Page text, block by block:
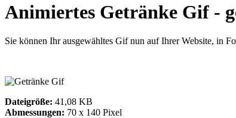
Animiertes Getränke Gif -
Sie können Ihr ausgewähltes Gif nun auf Ihrer Website, in
Dateigröße: 41,08 KB
Abmessungen: 70 x 140 Pixel